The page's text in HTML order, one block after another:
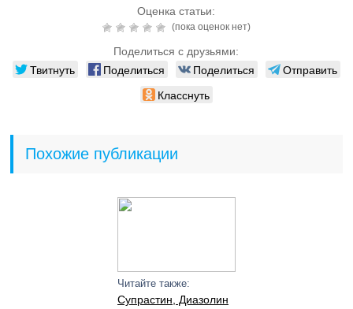
Оценка статьи:
(пока оценок нет)
Поделиться с друзьями:
Твитнуть Поделиться Поделиться
Отправить
Класснуть
Похожие публикации
Читайте также:
Супрастин, Диазолин